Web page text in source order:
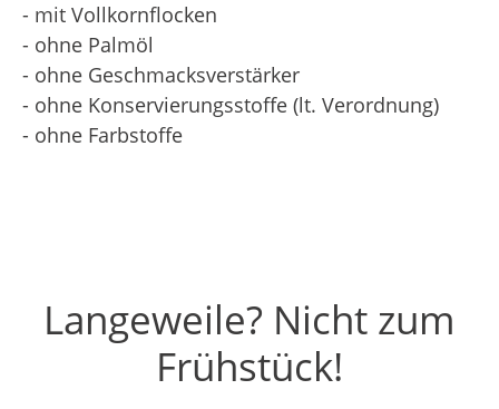
- mit Vollkornflocken
- ohne Palmöl
- ohne Geschmacksverstärker
- ohne Konservierungsstoffe (lt. Verordnung)
- ohne Farbstoffe
Langeweile? Nicht zum
Frühstück!